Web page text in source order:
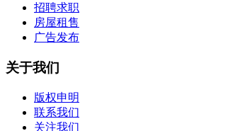
招聘求职
房屋租售
广告发布
关于我们
版权申明
联系我们
关注我们